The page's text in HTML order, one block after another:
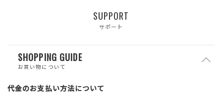
SUPPORT
サポート
SHOPPING GUIDE
お買い物について
代金のお支払い方法について